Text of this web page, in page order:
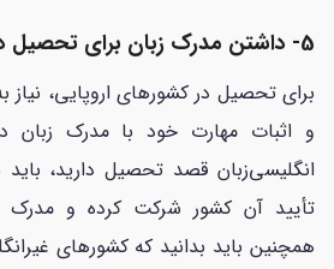
5- داشتن مدرک زبان برای تحصیل در اروپا
برای تحصیل در کشورهای اروپایی، نیاز
و اثبات مهارت خود با مدرک زبان
انگلیسی‌زبان قصد تحصیل دارید، باید
تأیید آن کشور شرکت کرده و
همچنین باید بدانید که کشورهای